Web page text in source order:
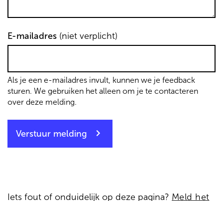
E-mailadres (niet verplicht)
Als je een e-mailadres invult, kunnen we je feedback
sturen. We gebruiken het alleen om je te contacteren
over deze melding.
Verstuur melding
Iets fout of onduidelijk op deze pagina? Meld het